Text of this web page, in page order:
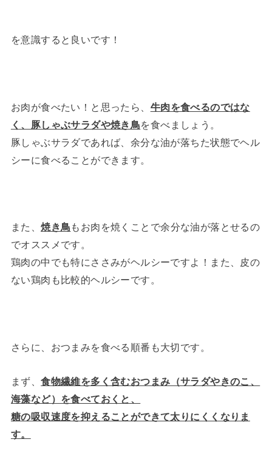
を意識すると良いです！
お肉が食べたい！と思ったら、 牛肉を食べるのではな
く、豚しゃぶサラダや焼き鳥を食べましょう。
豚しゃぶサラダであれば、余分な油が落ちた状態でヘル
シーに食べることができます。
また、焼き鳥 もお肉を焼くことで余分な油が落とせるの
でオススメです。
鶏肉の中でも特にささみがヘルシーですよ！また、皮の
ない鶏肉も比較的ヘルシーです。
さらに、おつまみを食べる順番も大切です。
まず、食物繊維を多く含むおつまみ（サラダやきのこ、
海藻など）を食べておくと、
糖の吸収速度を抑えることができて太りにくくなりま
す。